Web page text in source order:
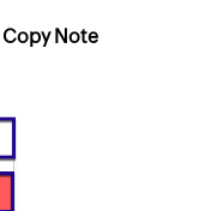
Copy Note